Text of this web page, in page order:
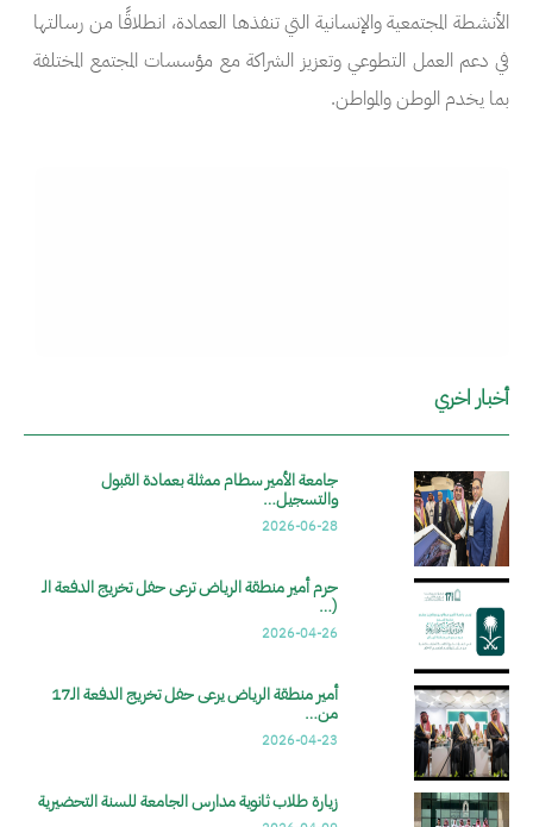
الأنشطة المجتمعية والإنسانية التي تنفذها العمادة، انطلاقًا من رسالتها
في دعم العمل التطوعي وتعزيز الشراكة مع مؤسسات المجتمع المختلفة
بما يخدم الوطن والمواطن.
أخبار اخري
جامعة الأمير سطام ممثلة بعمادة القبول
والتسجيل…
2026-06-28
حرم أمير منطقة الرياض ترعى حفل تخريج الدفعة الـ
(…
2026-04-26
أمير منطقة الرياض يرعى حفل تخريج الدفعة الـ17
من…
2026-04-23
زيارة طلاب ثانوية مدارس الجامعة للسنة التحضيرية